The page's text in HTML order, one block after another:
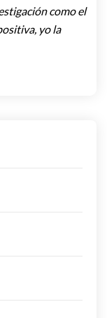
como el
yo la